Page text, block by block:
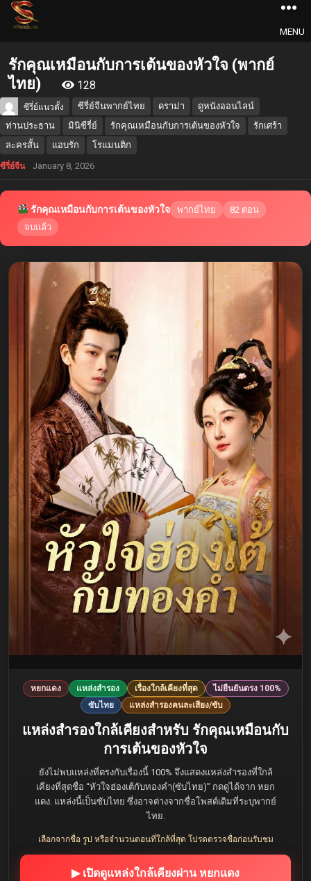
MENU
รักคุณเหมือนกับการเต้นของหัวใจ (พากย์
ไทย)
128
ซีรี่ย์แนวตั้ง ซีรี่ย์จีนพากย์ไทย ดราม่า
ดูหนังออนไลน์
ท่านประธาน
มินิซีรี่ย์ รักคุณเหมือนกับการเต้นของหัวใจ
รักเศร้า
ละครสั้น
แอบรัก โรแมนติก
ซีรี่ย์จีน January 8, 2026
รักคุณเหมือนกับการเต้นของหัวใจ พากย์ไทย
82 ตอน
จบแล้ว
หยกแดง แหล่งสำรอง เรื่องใกล้เคียงที่สุด
ไม่ยืนยันตรง 100%
ซับไทย
แหล่งสำรองคนละเสียง/ซับ
แหล่งสำรองใกล้เคียงสำหรับ รักคุณเหมือนกับ
การเต้นของหัวใจ
ยังไม่พบแหล่งที่ตรงกับเรื่องนี้ 100% จึงแสดงแหล่งสำรองที่ใกล้
เคียงที่สุดชื่อ “หัวใจฮ่องเต้กับทองคำ(ซับไทย)” กดดูได้จาก หยก
แดง. แหล่งนี้เป็นซับไทย ซึ่งอาจต่างจากชื่อโพสต์เดิมที่ระบุพากย์
ไทย.
เลือกจากชื่อ รูป หรือจำนวนตอนที่ใกล้ที่สุด โปรดตรวจชื่อก่อนรับชม
▶ เปิดดูแหล่งใกล้เคียงผ่าน หยกแดง